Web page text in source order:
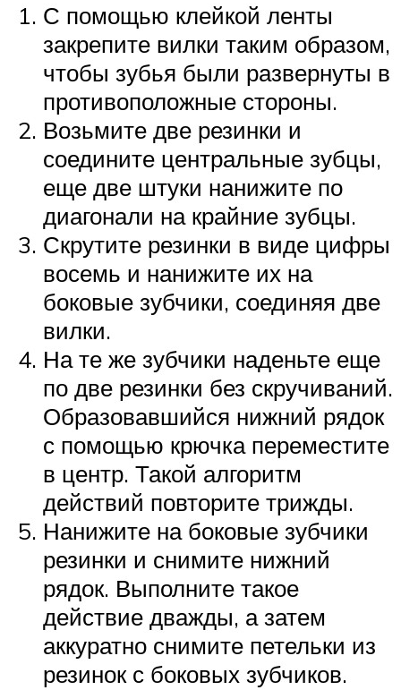
С помощью клейкой ленты
закрепите вилки таким образом,
чтобы зубья были развернуты в
противоположные стороны.
Возьмите две резинки и
соедините центральные зубцы,
еще две штуки нанижите по
диагонали на крайние зубцы.
Скрутите резинки в виде цифры
восемь и нанижите их на
боковые зубчики, соединяя две
вилки.
На те же зубчики наденьте еще
по две резинки без скручиваний.
Образовавшийся нижний рядок
с помощью крючка переместите
в центр. Такой алгоритм
действий повторите трижды.
Нанижите на боковые зубчики
резинки и снимите нижний
рядок. Выполните такое
действие дважды, а затем
аккуратно снимите петельки из
резинок с боковых зубчиков.